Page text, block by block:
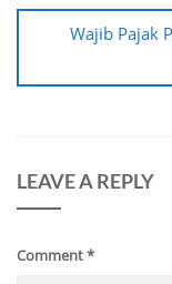
Wajib Pajak
LEAVE A REPLY
Comment*